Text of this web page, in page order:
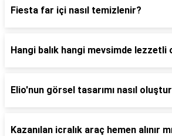
Fiesta far içi nasıl temizlenir?
Hangi balık hangi mevsimde lezzetli
Elio'nun görsel tasarımı nasıl
Kazanılan icralık araç hemen alınır